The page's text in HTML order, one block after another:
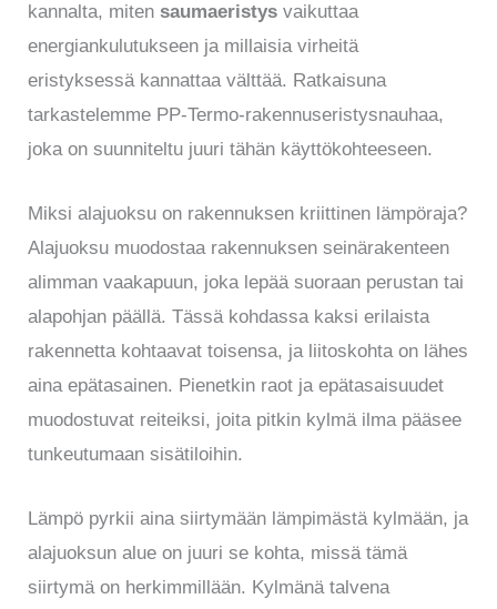
kannalta, mitensaumaeristys vaikuttaa
energiankulutukseen ja millaisia virheitä
eristyksessä kannattaa välttää. Ratkaisuna
tarkastelemme PP-Termo-rakennuseristysnauhaa,
joka on suunniteltu juuri tähän käyttökohteeseen.
Miksi alajuoksu on rakennuksen kriittinen lämpöraja?
Alajuoksu muodostaa rakennuksen seinärakenteen
alimman vaakapuun, joka lepää suoraan perustan tai
alapohjan päällä. Tässä kohdassa kaksi erilaista
rakennetta kohtaavat toisensa, ja liitoskohta on lähes
aina epätasainen. Pienetkin raot ja epätasaisuudet
muodostuvat reiteiksi, joita pitkin kylmä ilma pääsee
tunkeutumaan sisätiloihin.
Lämpö pyrkii aina siirtymään lämpimästä kylmään, ja
alajuoksun alue on juuri se kohta, missä tämä
siirtymä on herkimmillään. Kylmänä talvena